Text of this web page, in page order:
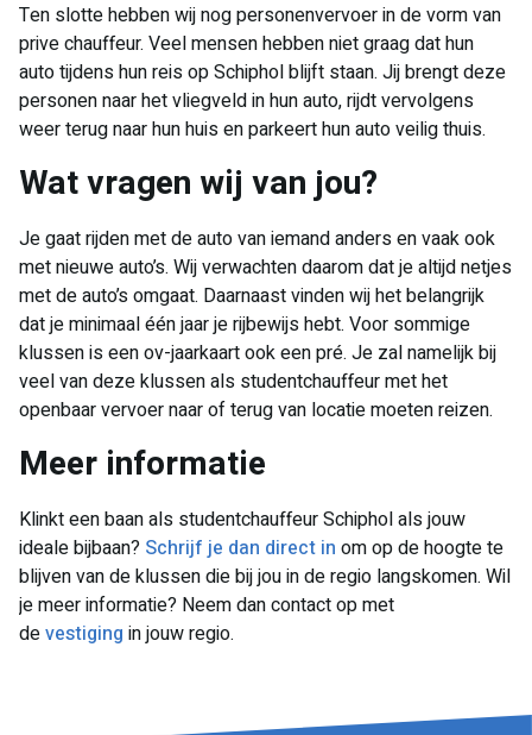
Ten slotte hebben wij nog personenvervoer in de vorm van
prive chauffeur. Veel mensen hebben niet graag dat hun
auto tijdens hun reis op Schiphol blijft staan. Jij brengt deze
personen naar het vliegveld in hun auto, rijdt vervolgens
weer terug naar hun huis en parkeert hun auto veilig thuis.
Wat vragen wij van jou?
Je gaat rijden met de auto van iemand anders en vaak ook
met nieuwe auto’s. Wij verwachten daarom dat je altijd netjes
met de auto’s omgaat. Daarnaast vinden wij het belangrijk
dat je minimaal één jaar je rijbewijs hebt. Voor sommige
klussen is een ov-jaarkaart ook een pré. Je zal namelijk bij
veel van deze klussen als studentchauffeur met het
openbaar vervoer naar of terug van locatie moeten reizen.
Meer informatie
Klinkt een baan als studentchauffeur Schiphol als jouw
ideale bijbaan? Schrijf je dan direct in om op de hoogte te
blijven van de klussen die bij jou in de regio langskomen. Wil
je meer informatie? Neem dan contact op met
devestiging in jouw regio.